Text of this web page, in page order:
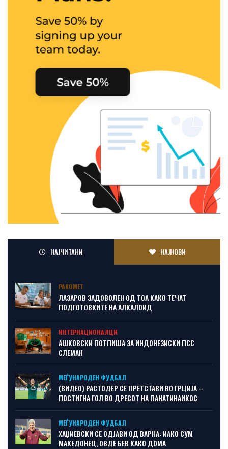
НАЈЧИТАНИ НАЈНОВИ
РАКОМЕТ
ЛАЗАРОВ ЗАДОВОЛЕН ОД ТОА КАКО ТЕЧАТ
ПОДГОТОВКИТЕ НА АЛКАЛОИД
ИНТЕРНАЦИОНАЛЦИ
АШКОВСКИ ПОТПИША ЗА ИНДОНЕЗИСКИ ПСС
СЛЕМАН
МЕЃУНАРОДЕН ФУДБАЛ
(ВИДЕО) РАСТОДЕР СЕ ПРЕТСТАВИ ВО ГРЦИЈА –
ПОСТИГНА ГОЛ ВО ДРЕСОТ НА ПАНАТИНАИКОС
МЕЃУНАРОДЕН ФУДБАЛ
ХАЏИЕВСКИ СЕ ОДЈАВИ ОД ВАРНА: ИАКО СУМ
МАКЕДОНЕЦ, ОВДЕ БЕВ КАКО ДОМА